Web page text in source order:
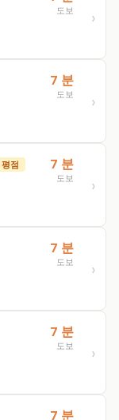
도보
7 분
도보
점 7 분
도보
7 분
도보
7 분
도보
7 분